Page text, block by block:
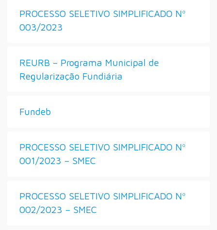
PROCESSO SELETIVO SIMPLIFICADO Nº
003/2023
REURB – Programa Municipal de
Regularização Fundiária
Fundeb
PROCESSO SELETIVO SIMPLIFICADO Nº
001/2023 – SMEC
PROCESSO SELETIVO SIMPLIFICADO Nº
002/2023 – SMEC